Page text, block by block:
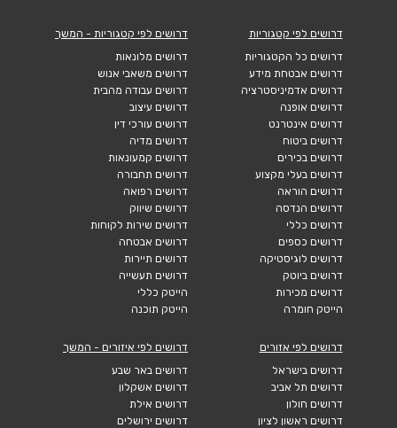
דרושים לפי קטגוריות
דרושים כל הקטגוריות
דרושים אבטחת מידע
דרושים אדמיניסטרציה
דרושים אופנה
דרושים אינטרנט
דרושים ביטוח
דרושים בכירים
דרושים בעלי מקצוע
דרושים הוראה
דרושים הנדסה
דרושים כללי
דרושים כספים
דרושים לוגיסטיקה
דרושים ביוטק
דרושים מכירות
הייטק חומרה
דרושים לפי קטגוריות - המשך
דרושים מלונאות
דרושים משאבי אנוש
דרושים עבודה מהבית
דרושים עיצוב
דרושים עורכי דין
דרושים מדיה
דרושים קמעונאות
דרושים תחבורה
דרושים רפואה
דרושים שיווק
דרושים שירות לקוחות
דרושים אבטחה
דרושים תיירות
דרושים תעשייה
הייטק כללי
הייטק תוכנה
דרושים לפי אזורים
דרושים בישראל
דרושים תל אביב
דרושים חולון
דרושים ראשון לציון
דרושים לפי איזורים - המשך
דרושים באר שבע
דרושים אשקלון
דרושים אילת
דרושים ירושלים